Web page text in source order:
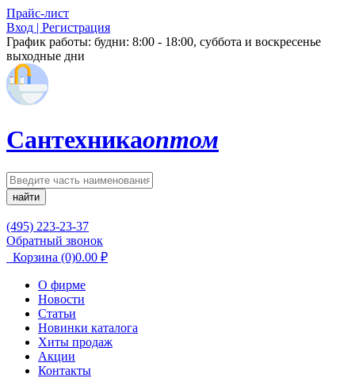
Прайс-лист
Вход | Регистрация
График работы: будни: 8:00 - 18:00, суббота и воскресенье
выходные дни
Сантехникаоптом
найти
(495) 223-23-37
Обратный звонок
Корзина (0)0.00 ₽
О фирме
Новости
Статьи
Новинки каталога
Хиты продаж
Акции
Контакты